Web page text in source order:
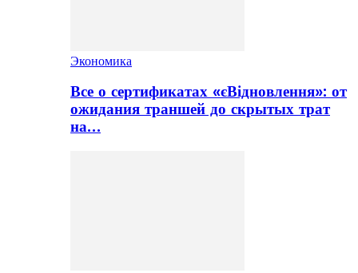
Экономика
Все о сертификатах «єВідновлення»: от
ожидания траншей до скрытых трат
на…